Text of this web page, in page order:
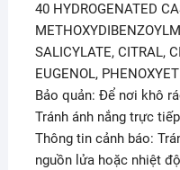
40 HYDROGENATED
SALICYLATE, CITRAL,
EUGENOL,
Bảo quản: Để nơi khô
Tránh ánh nắng trực
Thông tin cảnh báo:
nguồn lửa hoặc nhiệt